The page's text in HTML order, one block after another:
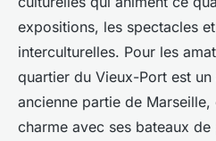
expositions, les spectacles
interculturelles. Pour les
quartier du Vieux-Port est
ancienne partie de
charme avec ses bateaux